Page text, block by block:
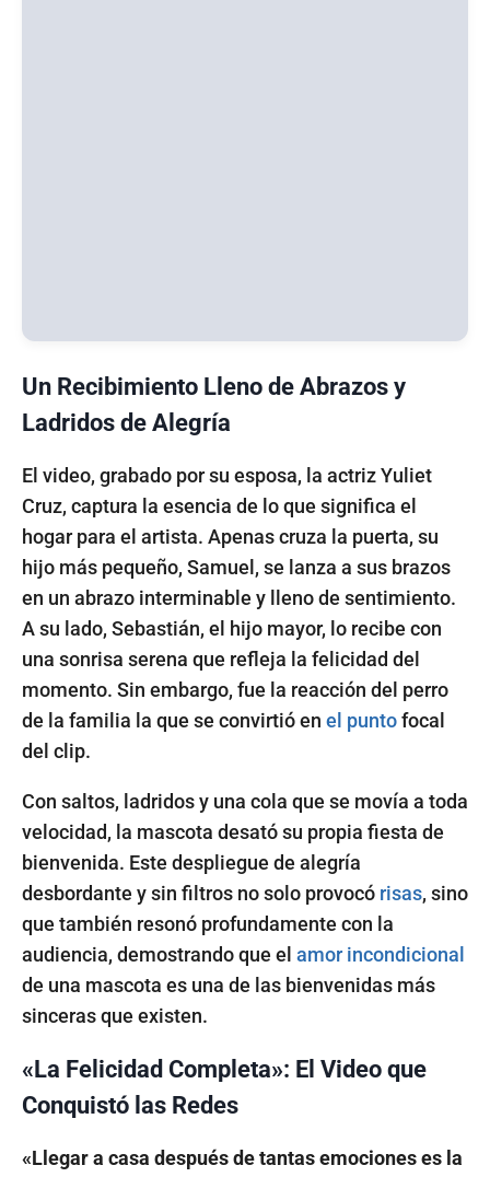
Un Recibimiento Lleno de Abrazos y
Ladridos de Alegría
El video, grabado por su esposa, la actriz Yuliet
Cruz, captura la esencia de lo que significa el
hogar para el artista. Apenas cruza la puerta, su
hijo más pequeño, Samuel, se lanza a sus brazos
en un abrazo interminable y lleno de sentimiento.
A su lado, Sebastián, el hijo mayor, lo recibe con
una sonrisa serena que refleja la felicidad del
momento. Sin embargo, fue la reacción del perro
de la familia la que se convirtió en el puntofocal
del clip.
Con saltos, ladridos y una cola que se movía a toda
velocidad, la mascota desató su propia fiesta de
bienvenida. Este despliegue de alegría
desbordante y sin filtros no solo provocó risas, sino
que también resonó profundamente con la
audiencia, demostrando que el amor incondicional
de una mascota es una de las bienvenidas más
sinceras que existen.
«La Felicidad Completa»: El Video que
Conquistó las Redes
«Llegar a casa después de tantas emociones es la